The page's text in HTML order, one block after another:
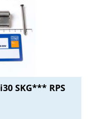
SKG*** RPS